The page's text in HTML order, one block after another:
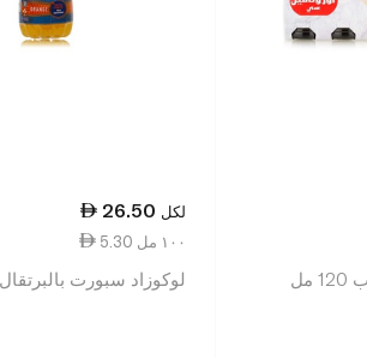
26.50 لكل
5.30 ١٠٠ مل
لوكوزاد سبورت بالبرتقال 500 مل